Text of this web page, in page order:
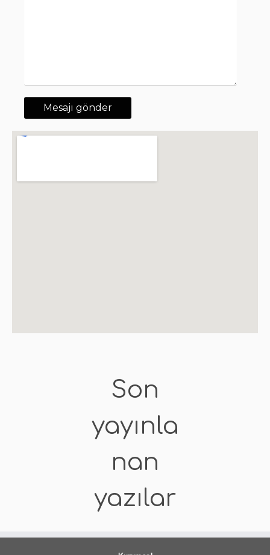
Son
yayınla
nan
yazılar